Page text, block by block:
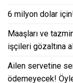
6 milyon dolar
Maaşları ve
işçileri gözaltına
Ailen servetine
ödemeyecek!